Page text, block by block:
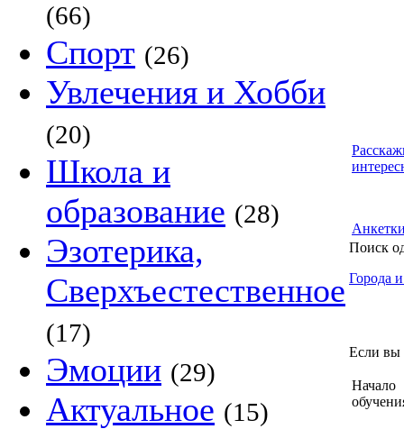
(66)
Спорт (26)
Увлечения и Хобби
(20)
Школа и
образование (28)
Эзотерика,
Сверхъестественное
(17)
Эмоции (29)
Актуальное (15)
Поиск
Города
Если вы
Начало